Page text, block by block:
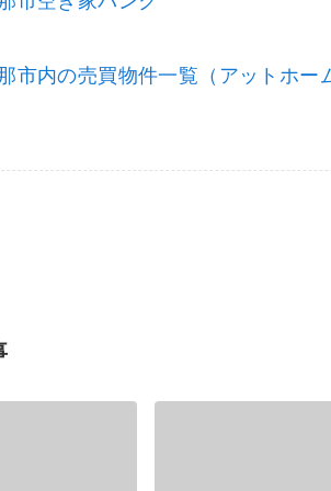
市内の売買物件一覧（アットホー